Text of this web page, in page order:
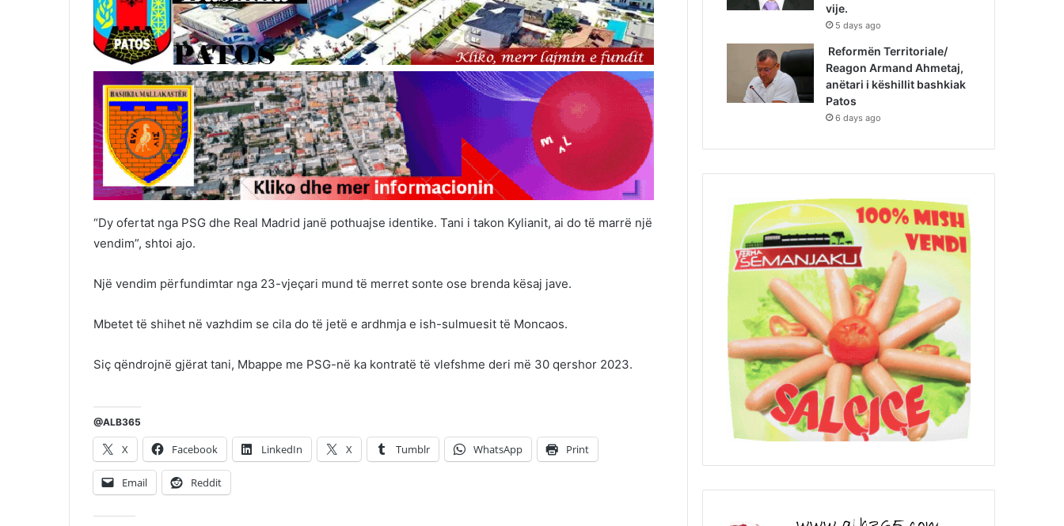
“Dy ofertat nga PSG dhe Real Madrid janë pothuajse identike. Tani i takon Kylianit, ai do të marrë një
vendim”, shtoi ajo.
Një vendim përfundimtar nga 23-vjeçari mund të merret sonte ose brenda kësaj jave.
Mbetet të shihet në vazhdim se cila do të jetë e ardhmja e ish-sulmuesit të Moncaos.
Siç qëndrojnë gjërat tani, Mbappe me PSG-në ka kontratë të vlefshme deri më 30 qershor 2023.
@ALB365
X Facebook LinkedIn X Tumblr WhatsApp Print
Email Reddit
vije.
5 days ago
Reformën Territoriale/
Reagon Armand Ahmetaj,
anëtari i këshillit bashkiak
Patos
6 days ago